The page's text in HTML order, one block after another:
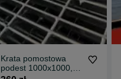
Krata pomostowa
podest 1000x1000,